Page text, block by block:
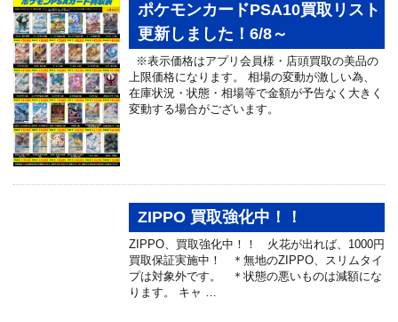
ポケモンカードPSA10買取リスト
更新しました！6/8～
※表示価格はアプリ会員様・店頭買取の美品の
上限価格になります。 相場の変動が激しい為、
在庫状況・状態・相場等で金額が予告なく大きく
変動する場合がございます。
ZIPPO 買取強化中！！
ZIPPO、買取強化中！！ 火花が出れば、1000円
買取保証実施中！ ＊無地のZIPPO、スリムタイ
プは対象外です。 ＊状態の悪いものは減額にな
ります。 キャ …